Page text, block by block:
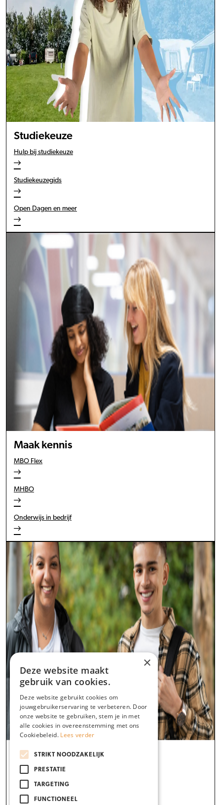
Studiekeuze
Hulp bij studiekeuze
Studiekeuzegids
Open Dagen en meer
Maak kennis
MBO Flex
MHBO
Onderwijs in bedrijf
Hoe werkt het MBO
Aanmelden opleiding
Alles op een rijtje
×
Deze website maakt
gebruik van cookies.
Deze website gebruikt cookies om
jouwgebruikerservaring te verbeteren. Door
onze website te gebruiken, stem je in met
alle cookies in overeenstemming met ons
Cookiebeleid. Lees verder
STRIKT NOODZAKELIJK
PRESTATIE
TARGETING
FUNCTIONEEL